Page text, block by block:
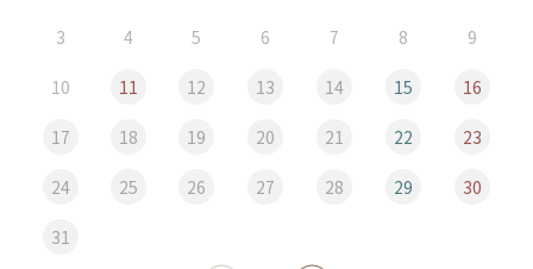
3 4 5 6 7 8 9
10 11 12 13 14 15 16
17 18 19 20 21 22 23
24 25 26 27 28 29 30
31